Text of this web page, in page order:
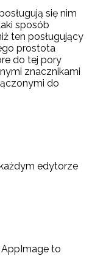
się nim
sposób
ten posługujący
prostota
do tej pory
znacznikami
do
edytorze
AppImage to